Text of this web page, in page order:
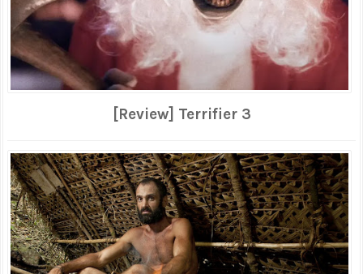
[Review] Terrifier 3